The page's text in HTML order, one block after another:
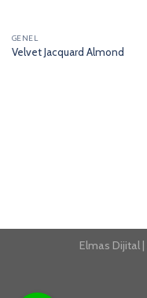
GENEL
Velvet Jacquard Almond
Elmas Dijital